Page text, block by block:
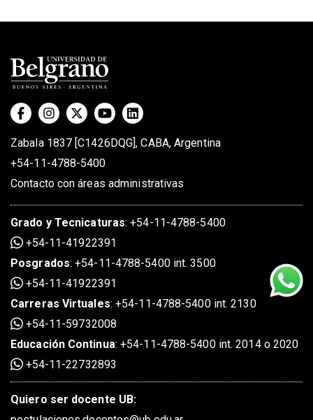
Zabala 1837 [C1426DQG], CABA, Argentina
+54-11-4788-5400
Contacto con áreas administrativas
Grado y Tecnicaturas:+54-11-4788-5400
+54-11-41922391
Posgrados:+54-11-4788-5400 int. 3500
+54-11-41922391
Carreras Virtuales:+54-11-4788-5400 int. 2130
+54-11-59732008
Educación Continua:+54-11-4788-5400 int. 2014 o 2020
+54-11-22732893
Quiero ser docente UB: